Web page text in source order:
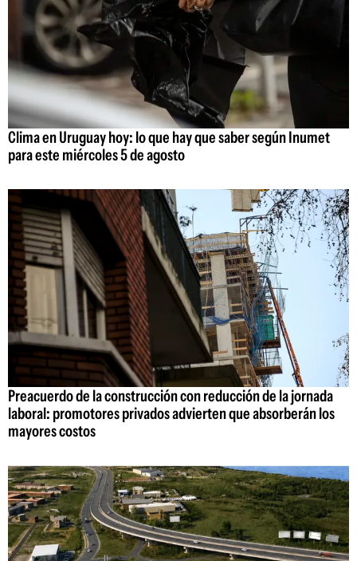
Clima en Uruguay hoy: lo que hay que saber según Inumet
para este miércoles 5 de agosto
Preacuerdo de la construcción con reducción de la jornada
laboral: promotores privados advierten que absorberán los
mayores costos